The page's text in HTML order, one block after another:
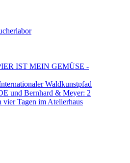
IST MEIN GEMÜSE -
Waldkunstpfad
und Bernhard & Meyer: 2
vier Tagen im Atelierhaus